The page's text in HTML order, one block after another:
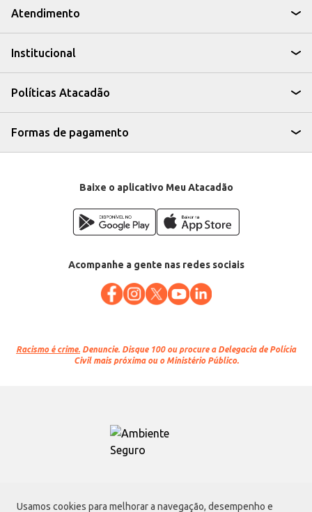
Usamos cookies para melhorar a navegação, desempenho e
Atendimento
Institucional
Políticas Atacadão
Formas de pagamento
Baixe o aplicativo Meu Atacadão
Acompanhe a gente nas redes sociais
Racismo é crime. Denuncie. Disque 100 ou procure a Delegacia de Polícia
Civil mais próxima ou o Ministério Público.
Atacadão S.A.